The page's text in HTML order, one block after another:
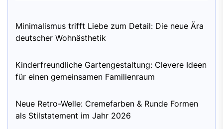
Minimalismus trifft Liebe zum Detail: Die neue Ära
deutscher Wohnästhetik
Kinderfreundliche Gartengestaltung: Clevere Ideen
für einen gemeinsamen Familienraum
Neue Retro-Welle: Cremefarben & Runde Formen
als Stilstatement im Jahr 2026